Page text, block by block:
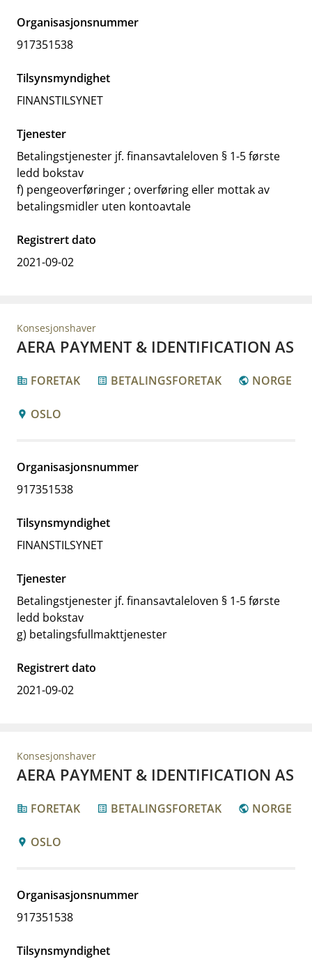
Organisasjonsnummer
917351538
Tilsynsmyndighet
FINANSTILSYNET
Tjenester
Betalingstjenester jf. finansavtaleloven § 1-5 første
ledd bokstav
f) pengeoverføringer ; overføring eller mottak av
betalingsmidler uten kontoavtale
Registrert dato
2021-09-02
Konsesjonshaver
AERA PAYMENT & IDENTIFICATION AS
corporate_fare FORETAK list_alt BETALINGSFORETAK public NORGE
location_pin OSLO
Organisasjonsnummer
917351538
Tilsynsmyndighet
FINANSTILSYNET
Tjenester
Betalingstjenester jf. finansavtaleloven § 1-5 første
ledd bokstav
g) betalingsfullmakttjenester
Registrert dato
2021-09-02
Konsesjonshaver
AERA PAYMENT & IDENTIFICATION AS
corporate_fare FORETAK list_alt BETALINGSFORETAK public NORGE
location_pin OSLO
Organisasjonsnummer
917351538
Tilsynsmyndighet